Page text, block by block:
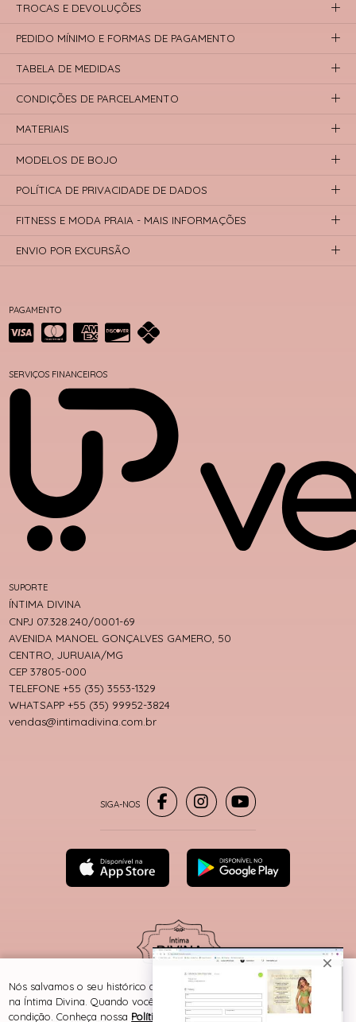
PAGAMENTO
SERVIÇOS FINANCEIROS
SUPORTE
ÍNTIMA DIVINA
CNPJ 07.328.240/0001-69
AVENIDA MANOEL GONÇALVES GAMERO, 50
CENTRO, JURUAIA/MG
CEP 37805-000
TELEFONE +55 (35) 3553-1329
WHATSAPP +55 (35) 99952-3824
vendas@intimadivina.com.br
TROCAS E DEVOLUÇÕES
PEDIDO MÍNIMO E FORMAS DE PAGAMENTO
TABELA DE MEDIDAS
CONDIÇÕES DE PARCELAMENTO
MATERIAIS
MODELOS DE BOJO
POLÍTICA DE PRIVACIDADE DE DADOS
FITNESS E MODA PRAIA - MAIS INFORMAÇÕES
ENVIO POR EXCURSÃO
® TODOS DIREITOS RESERVADOS
Nós salvamos o seu histórico de uso pra oferecer a melhor experiência
na Íntima Divina. Quando você navega no nosso site, aceita esta
condição. Conheça nossa Política de Cookies e Privacidade.